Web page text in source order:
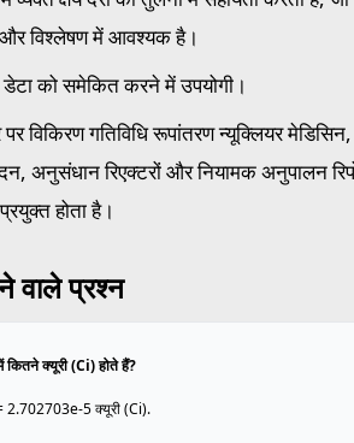
और विश्लेषण में आवश्यक है।
डेटा को समेकित करने में उपयोगी।
विकिरण गतिविधि रूपांतरण न्यूक्लियर मेडिसिन,
अनुसंधान रिएक्टरों और नियामक अनुपालन
होता है।
वाले प्रश्न
क्यूरी (Ci) होते हैं?
2.702703e-5 क्यूरी (Ci).